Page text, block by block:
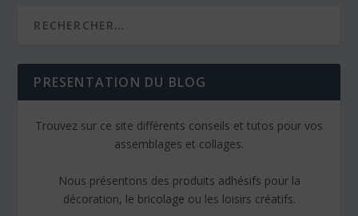
PRESENTATION DU BLOG
Trouvez sur ce site différents conseils et tutos pour vos
assemblages et collages.
Nous présentons des produits adhésifs pour la
décoration, le bricolage ou les loisirs créatifs.